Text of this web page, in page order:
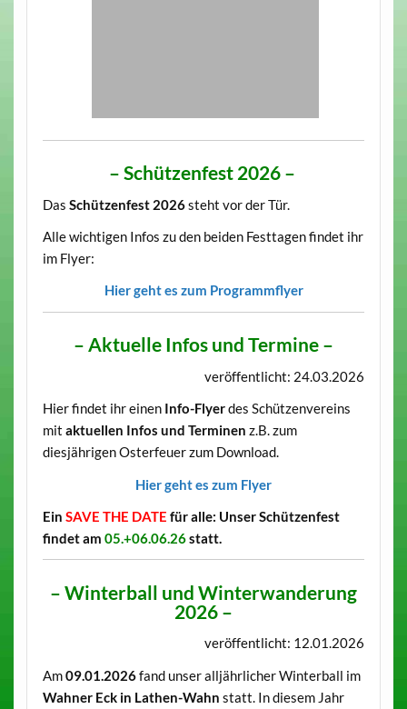
– Schützenfest 2026 –
Das Schützenfest 2026steht vor der Tür.
Alle wichtigen Infos zu den beiden Festtagen findet ihr
im Flyer:
Hier geht es zum Programmflyer
– Aktuelle Infos und Termine –
veröffentlicht: 24.03.2026
Hier findet ihr einen Info-Flyerdes Schützenvereins
mit aktuellen Infos und Terminen z.B. zum
diesjährigen Osterfeuer zum Download.
Hier geht es zum Flyer
Ein SAVE THE DATE für alle: Unser Schützenfest
findet am 05.+06.06.26statt.
– Winterball und Winterwanderung
2026 –
veröffentlicht: 12.01.2026
Am09.01.2026fand unser alljährlicher Winterball im
Wahner Eck in Lathen-Wahn statt. In diesem Jahr